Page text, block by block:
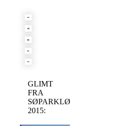
GLIMT
FRA
SØPARKLØBET
2015: